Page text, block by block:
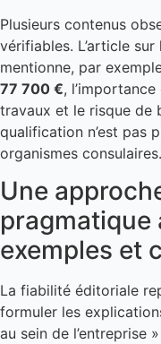
Plusieurs contenus
vérifiables. L’article
mentionne, par
77 700 €, l’importance
travaux et le risque de
qualification n’est pas
organismes consulaires.
Une
pragmatique
exemples et
La fiabilité éditoriale
formuler les
au sein de l’entreprise